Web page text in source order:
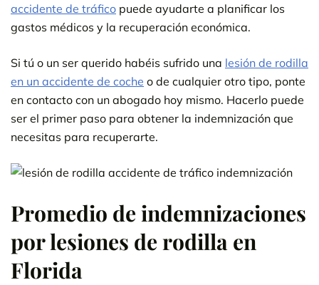
accidente de tráfico puede ayudarte a planificar los
gastos médicos y la recuperación económica.
Si tú o un ser querido habéis sufrido una lesión de rodilla
en un accidente de coche o de cualquier otro tipo, ponte
en contacto con un abogado hoy mismo. Hacerlo puede
ser el primer paso para obtener la indemnización que
necesitas para recuperarte.
Promedio de indemnizaciones
por lesiones de rodilla en
Florida